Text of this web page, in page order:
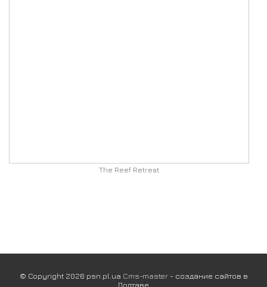
The Reef Retreat
© Copyright 2026 psn.pl.ua Cms-master- создание сайтов в
Полтаве